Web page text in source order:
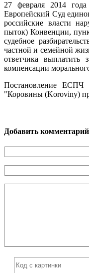
27 февраля 2014
Европейский Суд
российские власти
пыток) Конвенции,
судебное
частной и семейной
ответчика выплатить
компенсации
Постановление ЕСПЧ
"Коровины (Koroviny)
Добавить комментарий